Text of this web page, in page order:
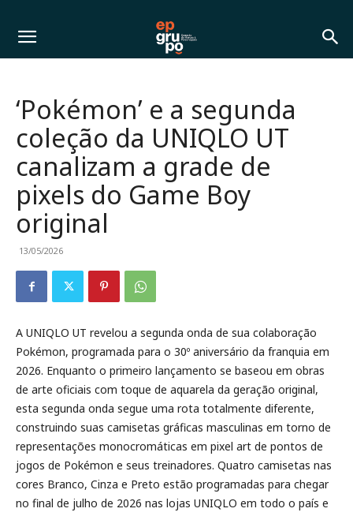
‘Pokémon’ e a segunda
coleção da UNIQLO UT
canalizam a grade de
pixels do Game Boy
original
13/05/2026
A UNIQLO UT revelou a segunda onda de sua colaboração
Pokémon, programada para o 30º aniversário da franquia em
2026. Enquanto o primeiro lançamento se baseou em obras
de arte oficiais com toque de aquarela da geração original,
esta segunda onda segue uma rota totalmente diferente,
construindo suas camisetas gráficas masculinas em torno de
representações monocromáticas em pixel art de pontos de
jogos de Pokémon e seus treinadores. Quatro camisetas nas
cores Branco, Cinza e Preto estão programadas para chegar
no final de julho de 2026 nas lojas UNIQLO em todo o país e